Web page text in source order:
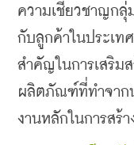
ความเชี่ยวชาญก
กับลูกค้าในประเท
สำคัญในการเสริม
ผลิตภัณฑ์ที่ทำจาก
งานหลักในการสร้